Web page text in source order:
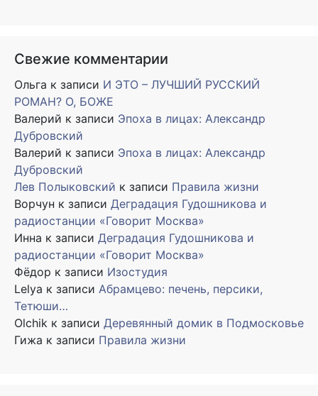
Свежие комментарии
Ольга к записи И ЭТО – ЛУЧШИЙ РУССКИЙ
РОМАН? О, БОЖЕ
Валерий к записи Эпоха в лицах: Александр
Дубровский
Валерий к записи Эпоха в лицах: Александр
Дубровский
Лев Полыковский к записи Правила жизни
Ворчун к записи Деградация Гудошникова и
радиостанции «Говорит Москва»
Инна к записи Деградация Гудошникова и
радиостанции «Говорит Москва»
Фёдор к записи Изостудия
Lelya к записи Абрамцево: печень, персики,
Тетюши…
Olchik к записи Деревянный домик в Подмосковье
Гижа к записи Правила жизни